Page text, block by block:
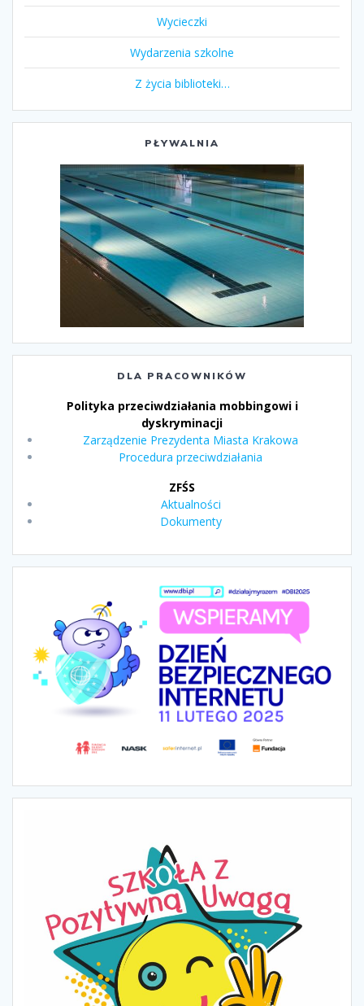
Wycieczki
Wydarzenia szkolne
Z życia biblioteki…
PŁYWALNIA
DLA PRACOWNIKÓW
Polityka przeciwdziałania mobbingowi i
dyskryminacji
Zarządzenie Prezydenta Miasta Krakowa
Procedura przeciwdziałania
ZFŚS
Aktualności
Dokumenty